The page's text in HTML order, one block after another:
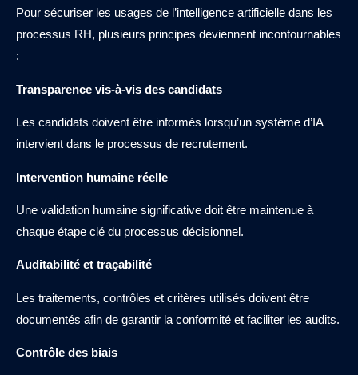
Pour sécuriser les usages de l’intelligence artificielle dans les
processus RH, plusieurs principes deviennent incontournables
:
Transparence vis-à-vis des candidats
Les candidats doivent être informés lorsqu’un système d’IA
intervient dans le processus de recrutement.
Intervention humaine réelle
Une validation humaine significative doit être maintenue à
chaque étape clé du processus décisionnel.
Auditabilité et traçabilité
Les traitements, contrôles et critères utilisés doivent être
documentés afin de garantir la conformité et faciliter les audits.
Contrôle des biais